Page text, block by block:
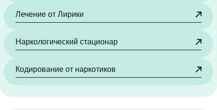
Лечение от Лирики
Наркологический стационар
Кодирование от наркотиков